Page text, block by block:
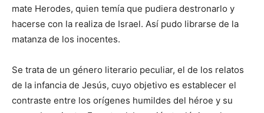
mate Herodes, quien temía que pudiera destronarlo y
hacerse con la realiza de Israel. Así pudo librarse de la
matanza de los inocentes.
Se trata de un género literario peculiar, el de los relatos
de la infancia de Jesús, cuyo objetivo es establecer el
contraste entre los orígenes humildes del héroe y su